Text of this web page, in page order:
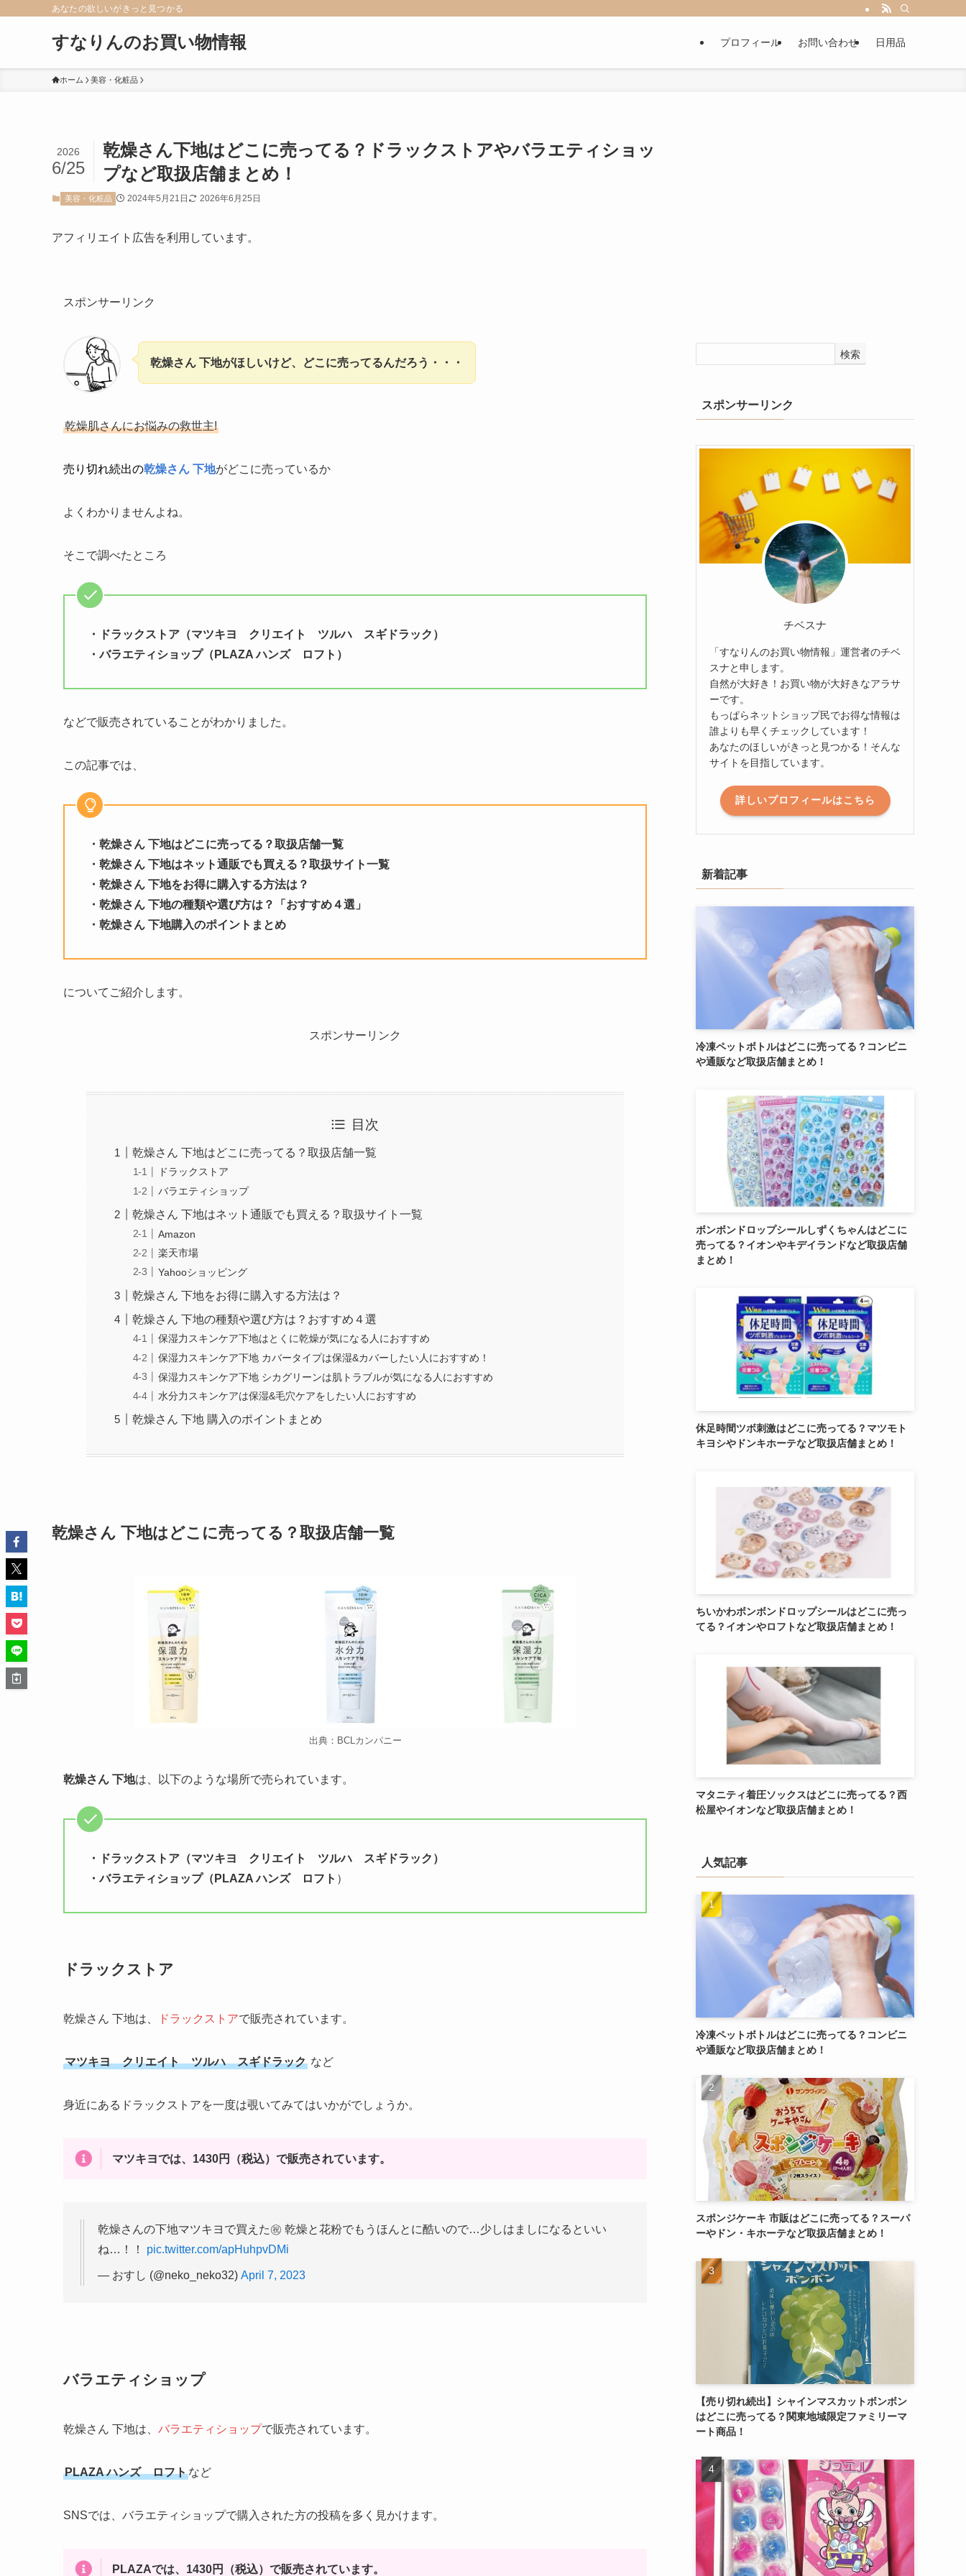
あなたの欲しいがきっと見つかる
すなりんのお買い物情報 プロフィール お問い合わせ 日用品
ホーム 美容・化粧品
乾燥さん下地はどこに売ってる？ドラックストアやバラエティショッ
プなど取扱店舗まとめ！
2026
6/25
美容・化粧品 2024年5月21日 2026年6月25日
アフィリエイト広告を利用しています。
スポンサーリンク
乾燥さん 下地がほしいけど、どこに売ってるんだろう・・・
乾燥肌さんにお悩みの救世主!
売り切れ続出の乾燥さん 下地がどこに売っているか
よくわかりませんよね。
そこで調べたところ
・ドラックストア（マツキヨ クリエイト ツルハ スギドラック）
・バラエティショップ（PLAZA ハンズ ロフト）
などで販売されていることがわかりました。
この記事では、
・乾燥さん 下地はどこに売ってる？取扱店舗一覧
・ 乾燥さん 下地はネット通販でも買える？取扱サイト一覧
・ 乾燥さん 下地をお得に購入する方法は？
・ 乾燥さん 下地の種類や選び方は？「おすすめ４選」
・ 乾燥さん 下地購入のポイントまとめ
についてご紹介します。
スポンサーリンク
目次
乾燥さん 下地はどこに売ってる？取扱店舗一覧
ドラックストア
バラエティショップ
乾燥さん 下地はネット通販でも買える？取扱サイト一覧
Amazon
楽天市場
Yahooショッピング
乾燥さん 下地をお得に購入する方法は？
乾燥さん 下地の種類や選び方は？おすすめ４選
保湿力スキンケア下地はとくに乾燥が気になる人におすすめ
保湿力スキンケア下地 カバータイプは保湿&カバーしたい人におすすめ！
保湿力スキンケア下地 シカグリーンは肌トラブルが気になる人におすすめ
水分力スキンケアは保湿&毛穴ケアをしたい人におすすめ
乾燥さん 下地 購入のポイントまとめ
乾燥さん 下地はどこに売ってる？取扱店舗一覧
出典：BCLカンパニー
乾燥さん 下地は、以下のような場所で売られています。
・ドラックストア （マツキヨ クリエイト ツルハ スギドラック）
・バラエティショップ（PLAZA ハンズ ロフト ）
ドラックストア
乾燥さん 下地は、 ドラックストアで販売されています。
マツキヨ クリエイト ツルハ スギドラック など
身近にあるドラックストアを一度は覗いてみてはいかがでしょうか。
マツキヨでは、1430円（税込）で販売されています。
乾燥さんの下地マツキヨで買えた㊗️ 乾燥と花粉でもうほんとに酷いので…少しはましになるといい
ね…！！ pic.twitter.com/apHuhpvDMi
— おすし (@neko_neko32) April 7, 2023
バラエティショップ
乾燥さん 下地は、 バラエティショップで販売されています。
PLAZA ハンズ ロフトなど
SNSでは、バラエティショップで購入された方の投稿を多く見かけます。
PLAZAでは、1430円（税込）で販売されています。
検索
スポンサーリンク
チベスナ
「すなりんのお買い物情報」運営者のチベ
スナと申します。
自然が大好き！お買い物が大好きなアラサ
ーです。
もっぱらネットショップ民でお得な情報は
誰よりも早くチェックしています！
あなたのほしいがきっと見つかる！そんな
サイトを目指しています。
詳しいプロフィールはこちら
新着記事
冷凍ペットボトルはどこに売ってる？コンビニ
や通販など取扱店舗まとめ！
ボンボンドロップシールしずくちゃんはどこに
売ってる？イオンやキデイランドなど取扱店舗
まとめ！
休足時間ツボ刺激はどこに売ってる？マツモト
キヨシやドンキホーテなど取扱店舗まとめ！
ちいかわボンボンドロップシールはどこに売っ
てる？イオンやロフトなど取扱店舗まとめ！
マタニティ着圧ソックスはどこに売ってる？西
松屋やイオンなど取扱店舗まとめ！
人気記事
冷凍ペットボトルはどこに売ってる？コンビニ
や通販など取扱店舗まとめ！
スポンジケーキ 市販はどこに売ってる？スーパ
ーやドン・キホーテなど取扱店舗まとめ！
【売り切れ続出】シャインマスカットボンボン
はどこに売ってる？関東地域限定ファミリーマ
ート商品！